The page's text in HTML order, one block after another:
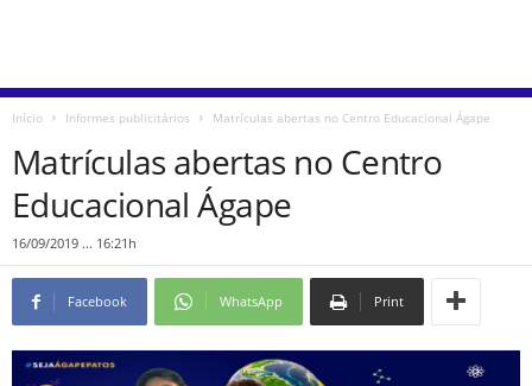
Início Informes publicitários Matrículas abertas no Centro Educacional Ágape
Matrículas abertas no Centro
Educacional Ágape
16/09/2019 ... 16:21h
Facebook WhatsApp Print